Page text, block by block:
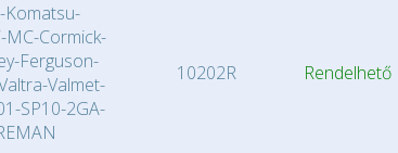
Komatsu-
MC-Cormick-
Ferguson-
Valmet-
SP10-2GA-
10202R Rendelhető